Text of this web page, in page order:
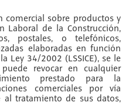
comercial sobre productos y
Laboral de la Construcción,
postales, o telefónicos,
elaboradas en función
Ley 34/2002 (LSSICE), se le
revocar en cualquier
prestado para la
comerciales por vía
al tratamiento de sus datos,